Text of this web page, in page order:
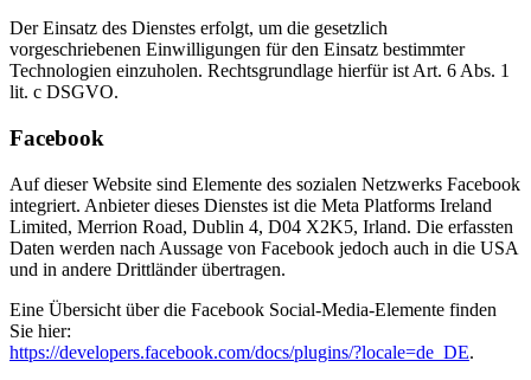
Der Einsatz des Dienstes erfolgt, um die gesetzlich
vorgeschriebenen Einwilligungen für den Einsatz bestimmter
Technologien einzuholen. Rechtsgrundlage hierfür ist Art. 6 Abs. 1
lit. c DSGVO.
Facebook
Auf dieser Website sind Elemente des sozialen Netzwerks Facebook
integriert. Anbieter dieses Dienstes ist die Meta Platforms Ireland
Limited, Merrion Road, Dublin 4, D04 X2K5, Irland. Die erfassten
Daten werden nach Aussage von Facebook jedoch auch in die USA
und in andere Drittländer übertragen.
Eine Übersicht über die Facebook Social-Media-Elemente finden
Sie hier:
https://developers.facebook.com/docs/plugins/?locale=de_DE.